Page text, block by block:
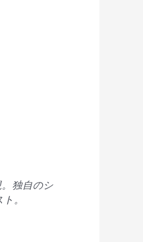
独自のシ
。